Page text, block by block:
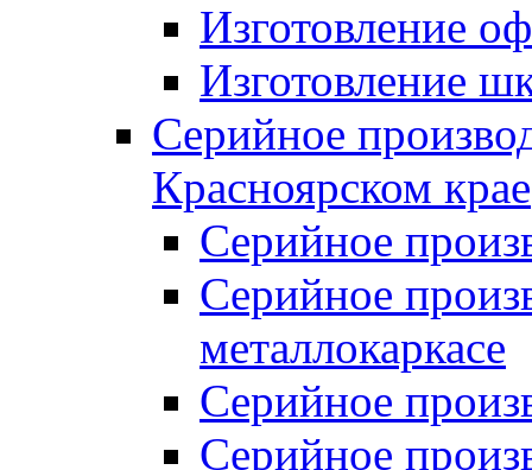
Изготовление
Изготовление
Серийное
Красноярском крае
Серийное
Серийное
металлокаркасе
Серийное
Серийное